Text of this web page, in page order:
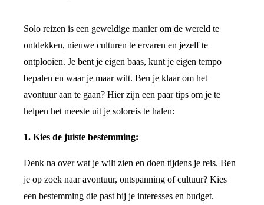
Solo reizen is een geweldige manier om de wereld te
ontdekken, nieuwe culturen te ervaren en jezelf te
ontplooien. Je bent je eigen baas, kunt je eigen tempo
bepalen en waar je maar wilt. Ben je klaar om het
avontuur aan te gaan? Hier zijn een paar tips om je te
helpen het meeste uit je soloreis te halen:
1. Kies de juiste bestemming:
Denk na over wat je wilt zien en doen tijdens je reis. Ben
je op zoek naar avontuur, ontspanning of cultuur? Kies
een bestemming die past bij je interesses en budget.